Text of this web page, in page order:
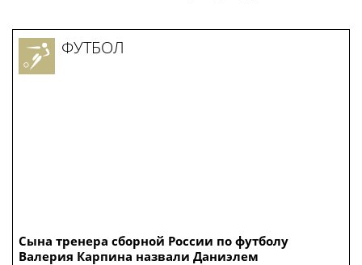
Сына тренера сборной России по футболу
Валерия Карпина назвали Даниэлем
ФУТБОЛ